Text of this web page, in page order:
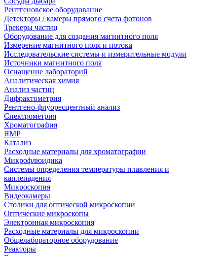
Рентгеновское оборудование
Детекторы / камеры прямого счета фотонов
Трекеры частиц
Оборудование для создания магнитного поля
Измерение магнитного поля и потока
Исследовательские системы и измерительные модули
Источники магнитного поля
Оснащение лабораторий
Аналитическая химия
Анализ частиц
Дифрактометрия
Рентгено-флуоресцентный анализ
Спектрометрия
Хроматография
ЯМР
Катализ
Расходные материалы для хроматографии
Микрофлюидика
Системы определения температуры плавления и
каплепадения
Микроскопия
Видеокамеры
Столики для оптической микроскопии
Оптические микроскопы
Электронная микроскопия
Расходные материалы для микроскопии
Общелабораторное оборудование
Реакторы